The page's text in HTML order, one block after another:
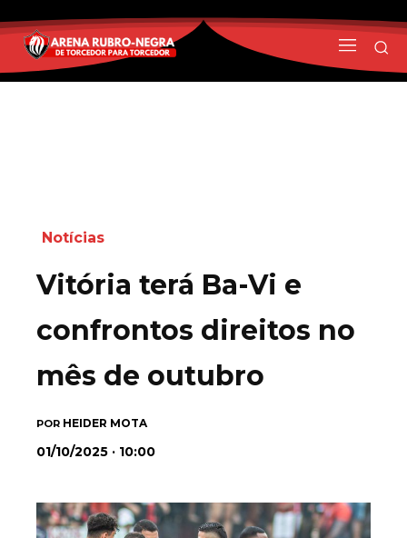
Notícias
Vitória terá Ba-Vi e
confrontos direitos no
mês de outubro
POR HEIDER MOTA
01/10/2025 · 10:00